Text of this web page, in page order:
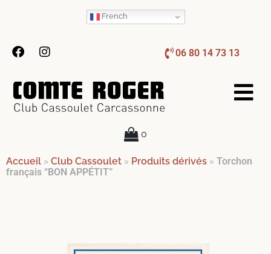
French
06 80 14 73 13
0
Accueil » Club Cassoulet » Produits dérivés » Torchon
français “BON APPÉTIT”